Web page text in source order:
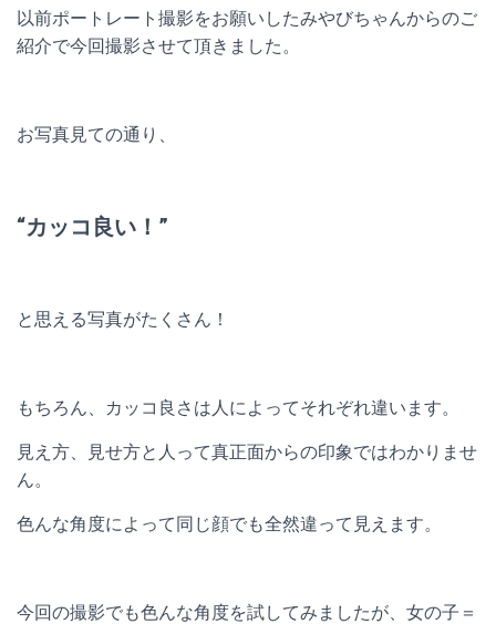
以前ポートレート撮影をお願いしたみやびちゃんからのご
紹介で今回撮影させて頂きました。
お写真見ての通り、
“カッコ良い！”
と思える写真がたくさん！
もちろん、カッコ良さは人によってそれぞれ違います。
見え方、見せ方と人って真正面からの印象ではわかりませ
ん。
色んな角度によって同じ顔でも全然違って見えます。
今回の撮影でも色んな角度を試してみましたが、女の子＝